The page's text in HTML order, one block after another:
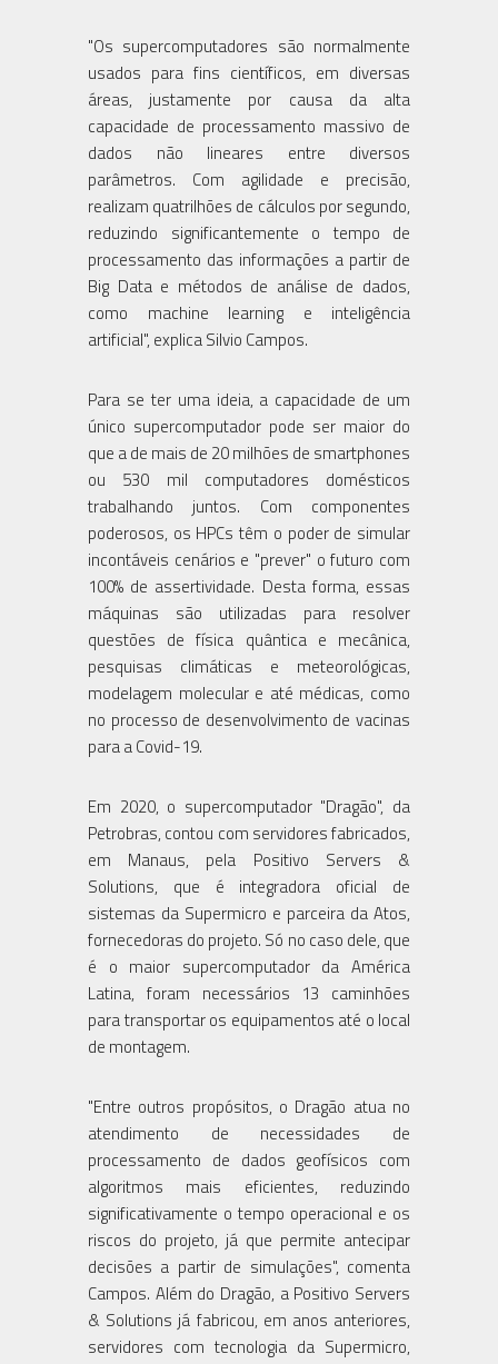
"Os supercomputadores são normalmente
usados para fins científicos, em diversas
áreas, justamente por causa da alta
capacidade de processamento massivo de
dados não lineares entre diversos
parâmetros. Com agilidade e precisão,
realizam quatrilhões de cálculos por segundo,
reduzindo significantemente o tempo de
processamento das informações a partir de
Big Data e métodos de análise de dados,
como machine learning e inteligência
artificial", explica Silvio Campos.
Para se ter uma ideia, a capacidade de um
único supercomputador pode ser maior do
que a de mais de 20 milhões de smartphones
ou 530 mil computadores domésticos
trabalhando juntos. Com componentes
poderosos, os HPCs têm o poder de simular
incontáveis cenários e "prever" o futuro com
100% de assertividade. Desta forma, essas
máquinas são utilizadas para resolver
questões de física quântica e mecânica,
pesquisas climáticas e meteorológicas,
modelagem molecular e até médicas, como
no processo de desenvolvimento de vacinas
para a Covid-19.
Em 2020, o supercomputador "Dragão", da
Petrobras, contou com servidores fabricados,
em Manaus, pela Positivo Servers &
Solutions, que é integradora oficial de
sistemas da Supermicro e parceira da Atos,
fornecedoras do projeto. Só no caso dele, que
é o maior supercomputador da América
Latina, foram necessários 13 caminhões
para transportar os equipamentos até o local
de montagem.
"Entre outros propósitos, o Dragão atua no
atendimento de necessidades de
processamento de dados geofísicos com
algoritmos mais eficientes, reduzindo
significativamente o tempo operacional e os
riscos do projeto, já que permite antecipar
decisões a partir de simulações", comenta
Campos. Além do Dragão, a Positivo Servers
& Solutions já fabricou, em anos anteriores,
servidores com tecnologia da Supermicro,